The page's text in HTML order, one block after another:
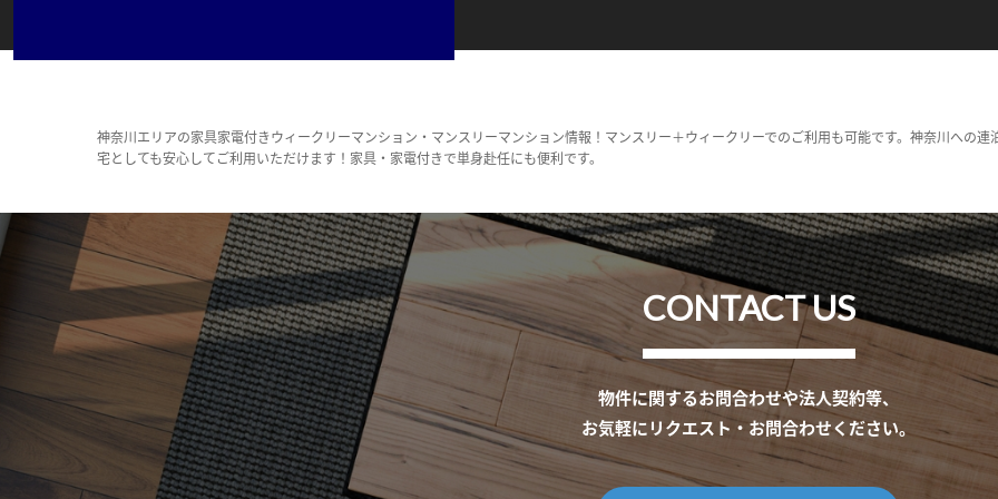
神奈川エリアの家具家電付きウィークリーマンション・マンスリーマンション情報！マンスリー＋ウィークリーでのご利用も可能です。神奈川への
宅としても安心してご利用いただけます！家具・家電付きで単身赴任にも便利です。
CONTACT US
物件に関するお問合わせや法人契約等、
お気軽にリクエスト・お問合わせください。